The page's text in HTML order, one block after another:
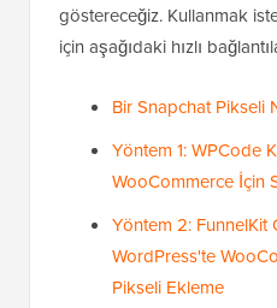
göstereceğiz. Kullanmak
için aşağıdaki hızlı
Bir Snapchat Pikseli
Yöntem 1: WPCode
WooCommerce İçin
Yöntem 2:
WordPress'te
Pikseli Ekleme